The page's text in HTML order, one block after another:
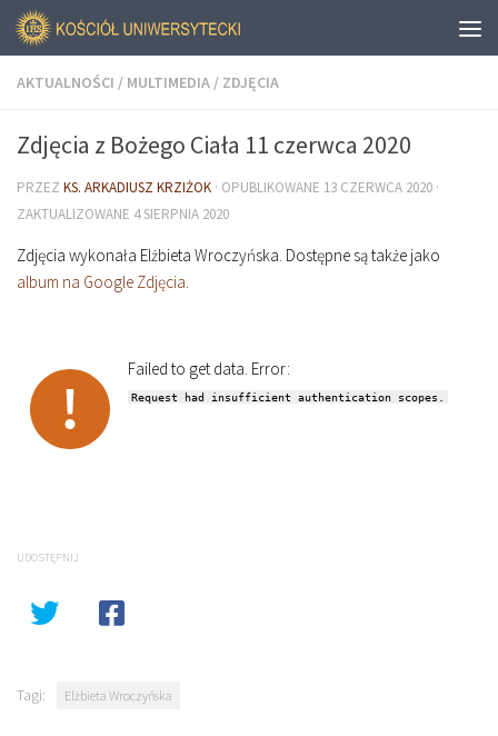
AKTUALNOŚCI / MULTIMEDIA / ZDJĘCIA
Zdjęcia z Bożego Ciała 11 czerwca 2020
PRZEZ KS. ARKADIUSZ KRZIŻOK · OPUBLIKOWANE 13 CZERWCA 2020 ·
ZAKTUALIZOWANE 4 SIERPNIA 2020
Zdjęcia wykonała Elżbieta Wroczyńska. Dostępne są także jako
album na Google Zdjęcia.
Failed to get data. Error:
Request had insufficient authentication scopes.
UDOSTĘPNIJ
Tagi: Elżbieta Wroczyńska